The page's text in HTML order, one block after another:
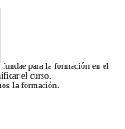
para la formación en el
el curso.
la formación.